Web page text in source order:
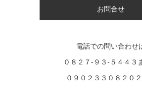
お問合せ
電話での問い合わせ
０８２７-９３-５４４３
０９０２３３０８２０